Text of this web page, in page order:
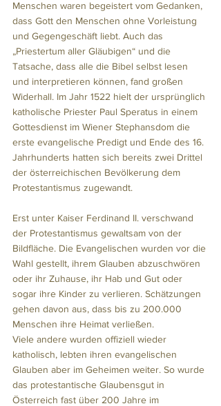
Menschen waren begeistert vom Gedanken,
dass Gott den Menschen ohne Vorleistung
und Gegengeschäft liebt. Auch das
„Priestertum aller Gläubigen“ und die
Tatsache, dass alle die Bibel selbst lesen
und interpretieren können, fand großen
Widerhall. Im Jahr 1522 hielt der ursprünglich
katholische Priester Paul Speratus in einem
Gottesdienst im Wiener Stephansdom die
erste evangelische Predigt und Ende des 16.
Jahrhunderts hatten sich bereits zwei Drittel
der österreichischen Bevölkerung dem
Protestantismus zugewandt.
Erst unter Kaiser Ferdinand II. verschwand
der Protestantismus gewaltsam von der
Bildfläche. Die Evangelischen wurden vor die
Wahl gestellt, ihrem Glauben abzuschwören
oder ihr Zuhause, ihr Hab und Gut oder
sogar ihre Kinder zu verlieren. Schätzungen
gehen davon aus, dass bis zu 200.000
Menschen ihre Heimat verließen.
Viele andere wurden offiziell wieder
katholisch, lebten ihren evangelischen
Glauben aber im Geheimen weiter. So wurde
das protestantische Glaubensgut in
Österreich fast über 200 Jahre im